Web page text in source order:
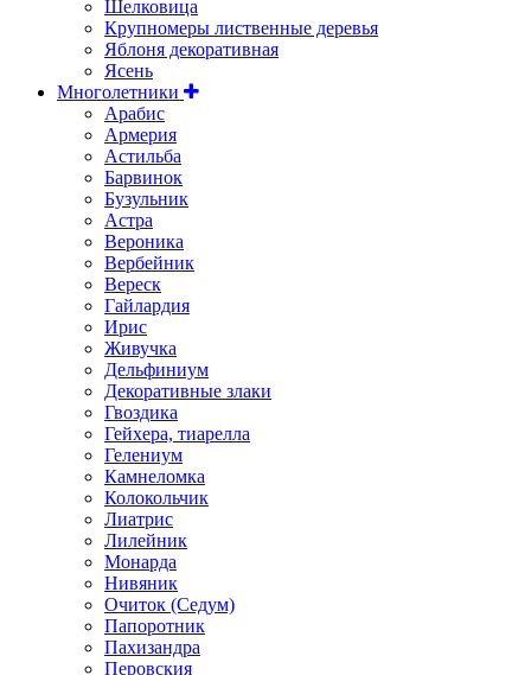
Шелковица
Крупномеры лиственные деревья
Яблоня декоративная
Ясень
Многолетники
Арабис
Армерия
Астильбa
Барвинок
Бузульник
Астра
Вероника
Вербейник
Вереск
Гайлардия
Ирис
Живучка
Дельфиниум
Декоративные злаки
Гвоздика
Гейхера, тиарелла
Гелениум
Камнеломка
Колокольчик
Лиатрис
Лилейник
Монарда
Нивяник
Очиток (Седум)
Папоротник
Пахизандра
Перовския